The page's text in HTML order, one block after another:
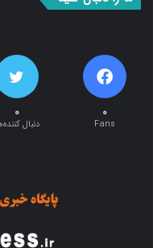
۰
Fans
۰
دنبال کننده‌ها